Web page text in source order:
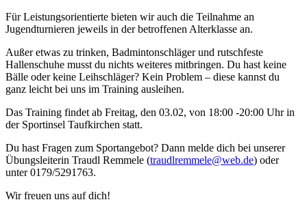
Für Leistungsorientierte bieten wir auch die Teilnahme an
Jugendturnieren jeweils in der betroffenen Alterklasse an.
Außer etwas zu trinken, Badmintonschläger und rutschfeste
Hallenschuhe musst du nichts weiteres mitbringen. Du hast keine
Bälle oder keine Leihschläger? Kein Problem – diese kannst du
ganz leicht bei uns im Training ausleihen.
Das Training findet ab Freitag, den 03.02, von 18:00 -20:00 Uhr in
der Sportinsel Taufkirchen statt.
Du hast Fragen zum Sportangebot? Dann melde dich bei unserer
Übungsleiterin Traudl Remmele (traudlremmele@web.de) oder
unter 0179/5291763.
Wir freuen uns auf dich!